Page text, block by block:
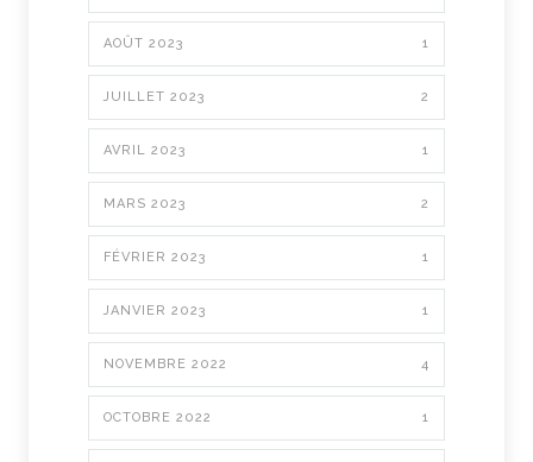
AOÛT 2023 1
JUILLET 2023 2
AVRIL 2023 1
MARS 2023 2
FÉVRIER 2023 1
JANVIER 2023 1
NOVEMBRE 2022 4
OCTOBRE 2022 1